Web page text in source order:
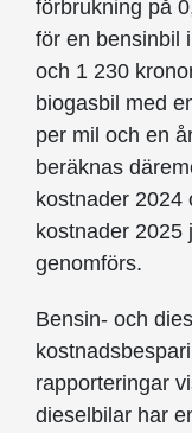
förbrukning på
för en bensinbil
och 1 230
biogasbil med
per mil och en
beräknas
kostnader 2024
kostnader 2025
genomförs.
Bensin- och
rapporteringar
dieselbilar har